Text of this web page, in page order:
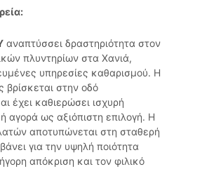
αναπτύσσει δραστηριότητα στον
πλυντηρίων στα Χανιά,
υπηρεσίες καθαρισμού. Η
βρίσκεται στην οδό
έχει καθιερώσει ισχυρή
αγορά ως αξιόπιστη επιλογή. Η
αποτυπώνεται στη σταθερή
για την υψηλή ποιότητα
απόκριση και τον φιλικό